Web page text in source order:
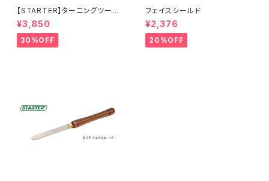
【STARTER】ターニングツール
『ダブテイルスクレーパー 25×
6.5mm 』ハイス鋼 旋盤用刃物
¥3,850
30%OFF
フェイスシールド
¥2,376
20%OFF